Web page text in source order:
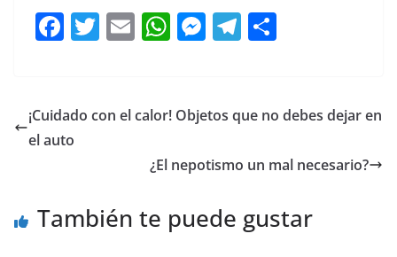
F
e
b
k
T
er
E
l
W
s
p
M
e
g
T
gr
m
p
tir
¡Cuidado con el calor! Objetos que no debes dejar en
el auto
¿El nepotismo un mal necesario?
También te puede gustar